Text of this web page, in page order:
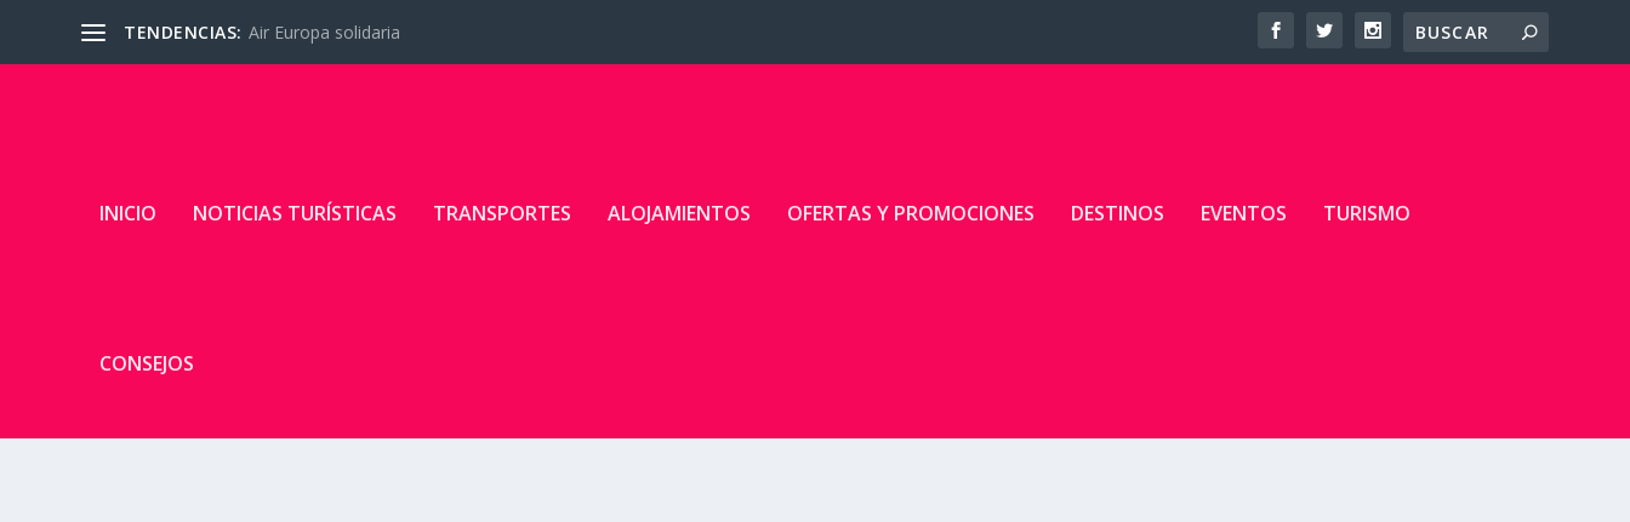
TENDENCIAS: Air Europa solidaria
INICIO NOTICIAS TURÍSTICAS TRANSPORTES ALOJAMIENTOS OFERTAS Y PROMOCIONES DESTINOS EVENTOS TURISMO
CONSEJOS